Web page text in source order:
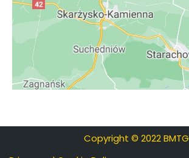
Copyright © 2022 BMTG